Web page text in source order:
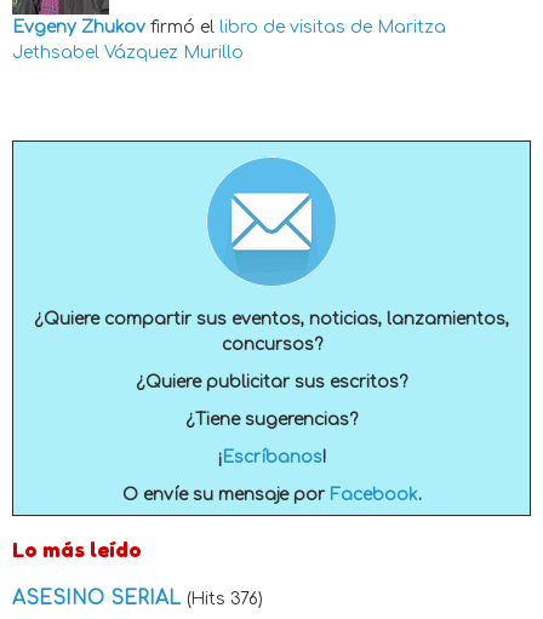
Evgeny Zhukov firmó el libro de visitas de Maritza
Jethsabel Vázquez Murillo
¿Quiere compartir sus eventos, noticias, lanzamientos,
concursos?
¿Quiere publicitar sus escritos?
¿Tiene sugerencias?
¡ Escríbanos!
O envíe su mensaje por Facebook.
Lo más leído
ASESINO SERIAL (Hits 376)